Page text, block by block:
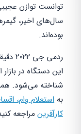
توانست توازن
سال‌های اخیر،
بوده‌اند.
این دستگاه در
شناخته می‌شود.
به استعلام وام،
کارآفرین مراجعه